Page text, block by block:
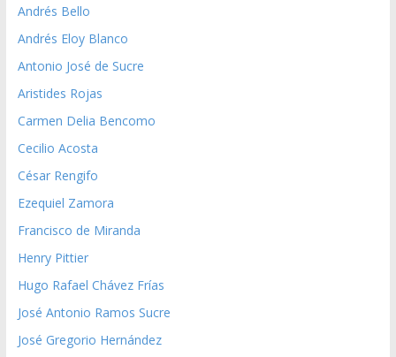
Andrés Bello
Andrés Eloy Blanco
Antonio José de Sucre
Aristides Rojas
Carmen Delia Bencomo
Cecilio Acosta
César Rengifo
Ezequiel Zamora
Francisco de Miranda
Henry Pittier
Hugo Rafael Chávez Frías
José Antonio Ramos Sucre
José Gregorio Hernández